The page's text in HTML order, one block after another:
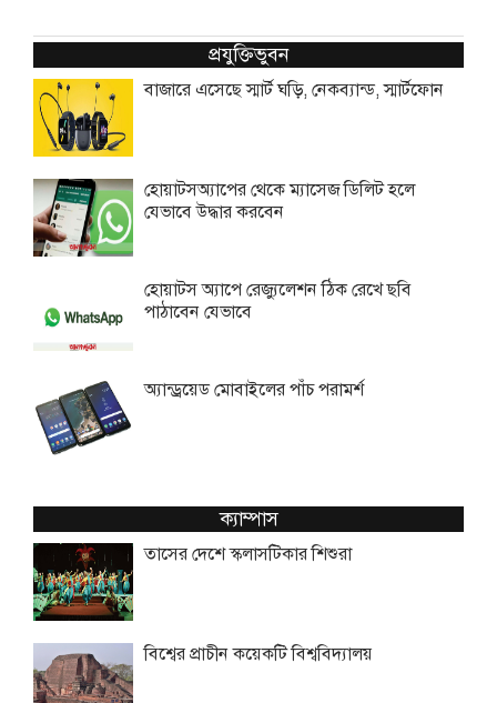
প্রযুক্তিভুবন
বাজারে এসেছে স্মার্ট ঘড়ি, নেকব্যান্ড, স্মার্টফোন
হোয়াটসঅ্যাপের থেকে ম্যাসেজ ডিলিট হলে
যেভাবে উদ্ধার করবেন
হোয়াটস অ্যাপে রেজ্যুলেশন ঠিক রেখে ছবি
পাঠাবেন যেভাবে
অ্যান্ড্রয়েড মোবাইলের পাঁচ পরামর্শ
ক্যাম্পাস
তাসের দেশে স্কলাসটিকার শিশুরা
বিশ্বের প্রাচীন কয়েকটি বিশ্ববিদ্যালয়